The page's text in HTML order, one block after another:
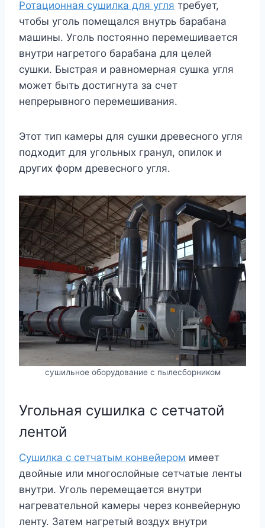
Ротационная сушилка для угля требует,
чтобы уголь помещался внутрь барабана
машины. Уголь постоянно перемешивается
внутри нагретого барабана для целей
сушки. Быстрая и равномерная сушка угля
может быть достигнута за счет
непрерывного перемешивания.
Этот тип камеры для сушки древесного угля
подходит для угольных гранул, опилок и
других форм древесного угля.
сушильное оборудование с пылесборником
Угольная сушилка с сетчатой ​​
лентой
Сушилка с сетчатым конвейером имеет
двойные или многослойные сетчатые ленты
внутри. Уголь перемещается внутри
нагревательной камеры через конвейерную
ленту. Затем нагретый воздух внутри